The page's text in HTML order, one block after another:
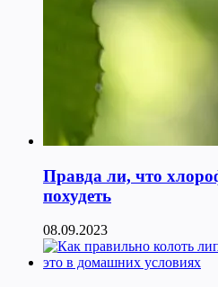
Правда ли, что
похудеть
08.09.2023